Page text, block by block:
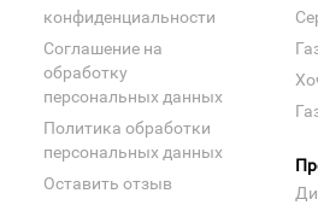
конфиденциальности
Соглашение на
обработку
персональных данных
Политика обработки
персональных данных
Оставить отзыв